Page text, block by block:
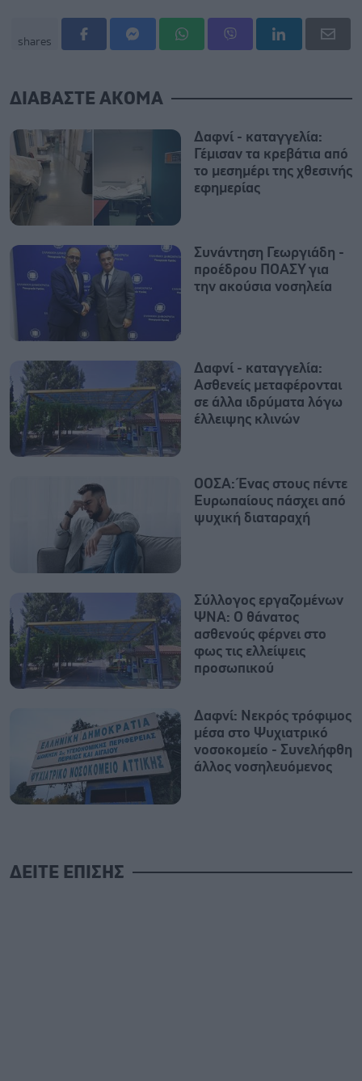
shares
ΔΙΑΒΑΣΤΕ ΑΚΟΜΑ
Δαφνί - καταγγελία:
Γέμισαν τα κρεβάτια από
το μεσημέρι της χθεσινής
εφημερίας
Συνάντηση Γεωργιάδη -
προέδρου ΠΟΑΣΥ για
την ακούσια νοσηλεία
Δαφνί - καταγγελία:
Ασθενείς μεταφέρονται
σε άλλα ιδρύματα λόγω
έλλειψης κλινών
ΟΟΣΑ: Ένας στους πέντε
Ευρωπαίους πάσχει από
ψυχική διαταραχή
Σύλλογος εργαζομένων
ΨΝΑ: Ο θάνατος
ασθενούς φέρνει στο
φως τις ελλείψεις
προσωπικού
Δαφνί: Νεκρός τρόφιμος
μέσα στο Ψυχιατρικό
νοσοκομείο - Συνελήφθη
άλλος νοσηλευόμενος
ΔΕΙΤΕ ΕΠΙΣΗΣ